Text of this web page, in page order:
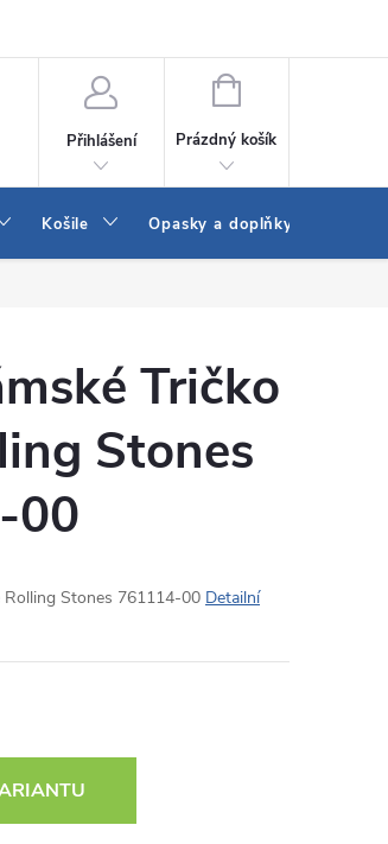
Přihlášení
NÁKUPNÍ
Prázdný košík
Košile Opasky a doplňky
Tričko
Stones
00
Rolling Stones 761114-00 Detailní